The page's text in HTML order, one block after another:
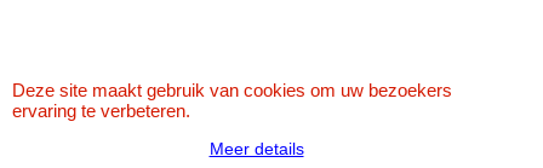
Betaal veilig via Uw eigen bank
Deze site maakt gebruik van cookies om uw bezoekers
ervaring te verbeteren.
Meer details